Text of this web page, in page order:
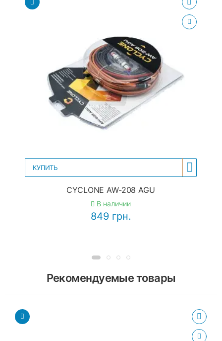
КУПИТЬ
CYCLONE AW-208 AGU
В наличии
849 грн.
Рекомендуемые товары